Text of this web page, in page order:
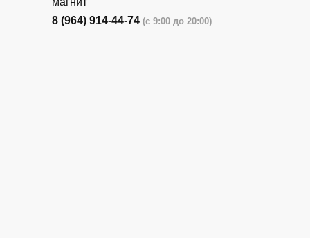
8 (964) 914-44-74 (с 9:00 до 20:00)